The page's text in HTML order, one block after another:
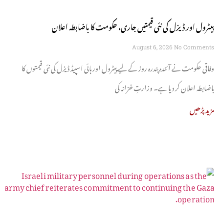
پیٹرول اور ڈیزل کی نئی قیمتیں جاری، حکومت کا باضابطہ اعلان
August 6, 2026 No Comments
وفاقی حکومت نے آئندہ پندرہ روز کے لیے پیٹرول اور ہائی اسپیڈ ڈیزل کی نئی قیمتوں کا
باضابطہ اعلان کر دیا ہے۔ وزارتِ خزانہ کی
مزید پڑھیں